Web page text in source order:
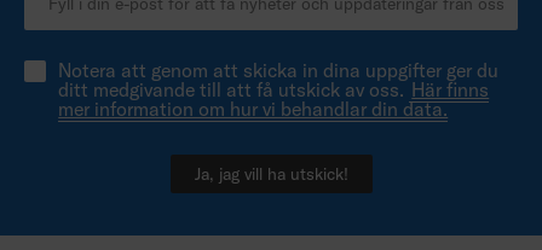
Notera att genom att skicka in dina uppgifter ger du
ditt medgivande till att få utskick av oss. Här finns
mer information om hur vi behandlar din data.
Ja, jag vill ha utskick!